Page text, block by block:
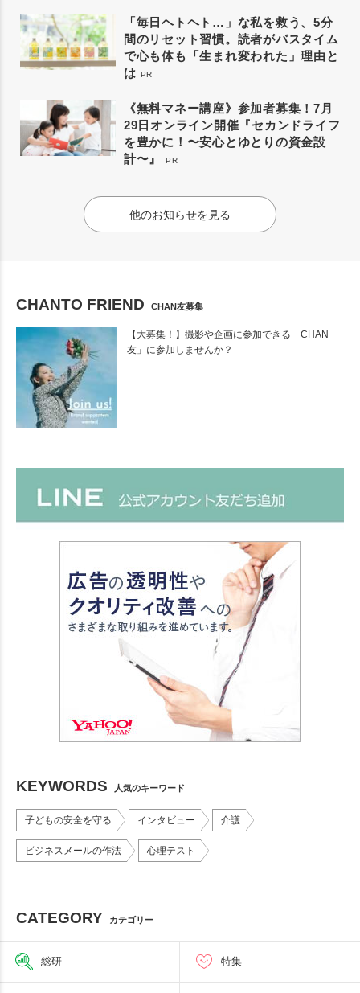
「毎日ヘトヘト…」な私を救う、5分
間のリセット習慣。読者がバスタイム
で心も体も「生まれ変われた」理由と
は PR
《無料マネー講座》参加者募集！7月
29日オンライン開催『セカンドライフ
を豊かに！〜安心とゆとりの資金設
計〜』
PR
他のお知らせを見る
CHANTO FRIEND CHAN友募集
【大募集！】撮影や企画に参加できる「CHAN
友」に参加しませんか？
KEYWORDS 人気のキーワード
子どもの安全を守る インタビュー 介護
ビジネスメールの作法 心理テスト
CATEGORY カテゴリー
総研 特集